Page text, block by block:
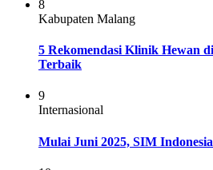
8
Kabupaten Malang
5 Rekomendasi Klinik Hewan
Terbaik
9
Internasional
Mulai Juni 2025, SIM